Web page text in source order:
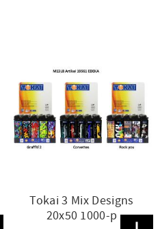
Tokai 3 Mix Designs
20x50 1000-p